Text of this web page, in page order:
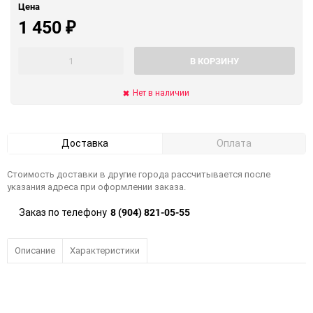
Цена
1 450 ₽
В КОРЗИНУ
Нет в наличии
Доставка Оплата
Стоимость доставки в другие города рассчитывается после
указания адреса при оформлении заказа.
Заказ по телефону 8 (904) 821-05-55
Описание Характеристики